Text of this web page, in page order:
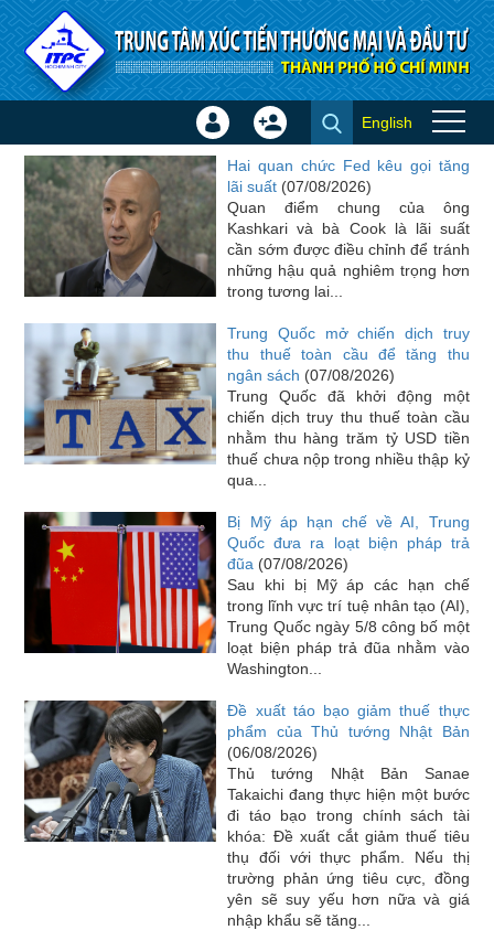
Truy cập nội dung luôn
Tin quốc tế
Đăng
Tạo
khoản
English
×
Hai quan chức Fed kêu gọi tăng
lãi suất (07/08/2026)
Quan điểm chung của ông
Kashkari và bà Cook là lãi suất
cần sớm được điều chỉnh để tránh
những hậu quả nghiêm trọng hơn
trong tương lai...
Trung Quốc mở chiến dịch truy
thu thuế toàn cầu để tăng thu
ngân sách (07/08/2026)
Trung Quốc đã khởi động một
chiến dịch truy thu thuế toàn cầu
nhằm thu hàng trăm tỷ USD tiền
thuế chưa nộp trong nhiều thập kỷ
qua...
Bị Mỹ áp hạn chế về AI, Trung
Quốc đưa ra loạt biện pháp trả
đũa (07/08/2026)
Sau khi bị Mỹ áp các hạn chế
trong lĩnh vực trí tuệ nhân tạo (AI),
Trung Quốc ngày 5/8 công bố một
loạt biện pháp trả đũa nhằm vào
Washington...
Đề xuất táo bạo giảm thuế thực
phẩm của Thủ tướng Nhật Bản
(06/08/2026)
Thủ tướng Nhật Bản Sanae
Takaichi đang thực hiện một bước
đi táo bạo trong chính sách tài
khóa: Đề xuất cắt giảm thuế tiêu
thụ đối với thực phẩm. Nếu thị
trường phản ứng tiêu cực, đồng
yên sẽ suy yếu hơn nữa và giá
nhập khẩu sẽ tăng...